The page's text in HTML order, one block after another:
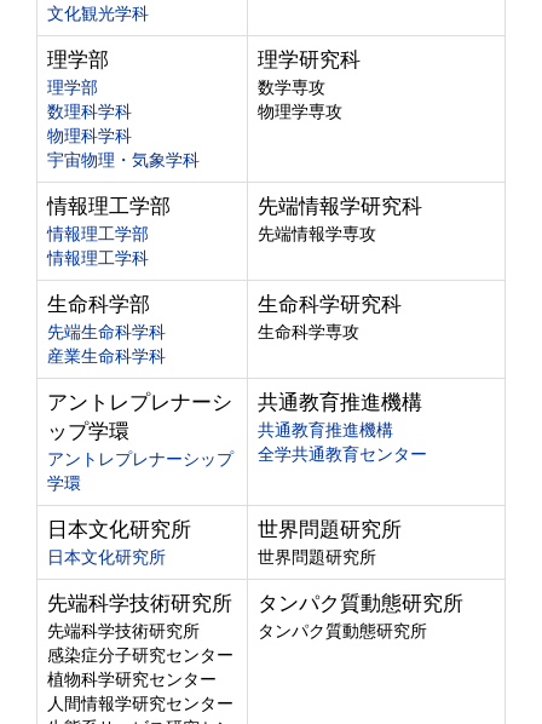
文化観光学科
理学部
理学部
数理科学科
物理科学科
宇宙物理・気象学科
理学研究科
数学専攻
物理学専攻
情報理工学部
情報理工学部
情報理工学科
先端情報学研究科
先端情報学専攻
生命科学部
先端生命科学科
産業生命科学科
生命科学研究科
生命科学専攻
アントレプレナーシ
ップ学環
アントレプレナーシップ
学環
共通教育推進機構
共通教育推進機構
全学共通教育センター
日本文化研究所
日本文化研究所
世界問題研究所
世界問題研究所
先端科学技術研究所
先端科学技術研究所
感染症分子研究センター
植物科学研究センター
人間情報学研究センター
タンパク質動態研究所
タンパク質動態研究所